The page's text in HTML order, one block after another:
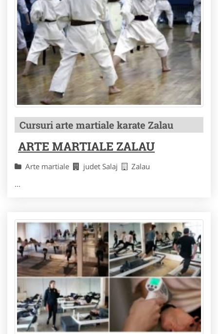
Cursuri arte martiale karate Zalau
ARTE MARTIALE ZALAU
Arte martiale judet Salaj
Zalau
...